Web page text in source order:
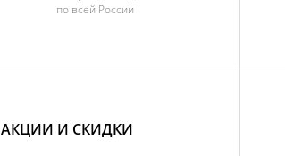
по всей России
АКЦИИ И СКИДКИ